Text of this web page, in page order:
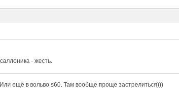
- жесть.
ещё в вольво s60. Там вообще проще застрелиться)))